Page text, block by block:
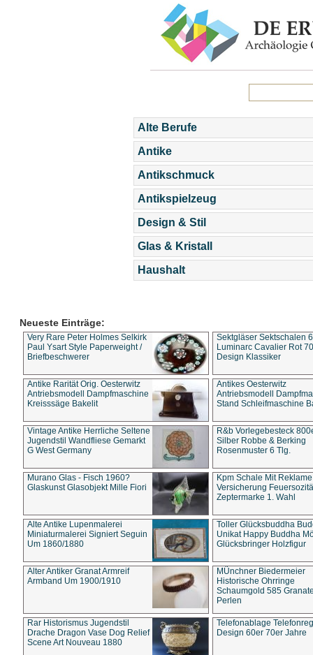
Alte Berufe
Antike
Antikschmuck
Antikspielzeug
Design & Stil
Glas & Kristall
Haushalt
Neueste Einträge:
Very Rare Peter Holmes Selkirk
Paul Ysart Style Paperweight /
Briefbeschwerer
Sektgläser Sektschalen
Luminarc Cavalier Rot
Design Klassiker
Antike Rarität Orig. Oesterwitz
Antriebsmodell Dampfmaschine
Kreisssäge Bakelit
Antikes Oesterwitz
Antriebsmodell
Stand Schleifmaschine
Vintage Antike Herrliche Seltene
Jugendstil Wandfliese Gemarkt
G West Germany
R&b Vorlegebesteck
Silber Robbe & Berking
Rosenmuster 6 Tlg.
Murano Glas - Fisch 1960?
Glaskunst Glasobjekt Mille Fiori
Kpm Schale Mit Reklame
Versicherung
Zeptermarke 1. Wahl
Alte Antike Lupenmalerei
Miniaturmalerei Signiert Seguin
Um 1860/1880
Toller Glücksbuddha
Unikat Happy Buddha
Glücksbringer Holzfigur
Alter Antiker Granat Armreif
Armband Um 1900/1910
MÜnchner Biedermeier
Historische Ohrringe
Schaumgold 585
Perlen
Rar Historismus Jugendstil
Drache Dragon Vase Dog Relief
Scene Art Nouveau 1880
Telefonablage
Design 60er 70er Jahre